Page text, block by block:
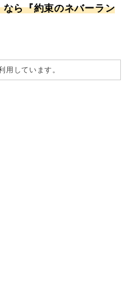
なら『約束のネバーラン
用しています。